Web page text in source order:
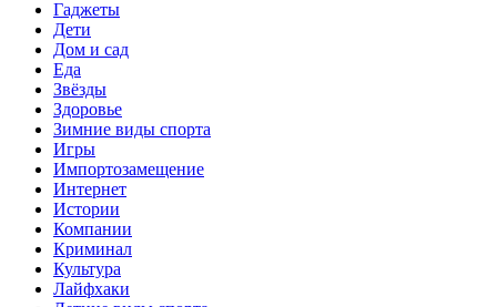
Гаджеты
Дети
Дом и сад
Еда
Звёзды
Здоровье
Зимние виды спорта
Игры
Импортозамещение
Интернет
Истории
Компании
Криминал
Культура
Лайфхаки